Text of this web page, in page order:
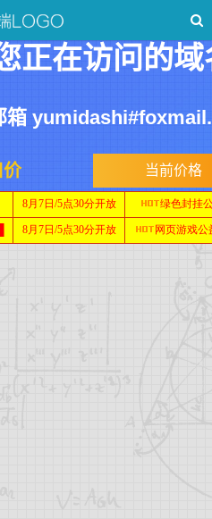
正在访问的
箱
价 当前价格